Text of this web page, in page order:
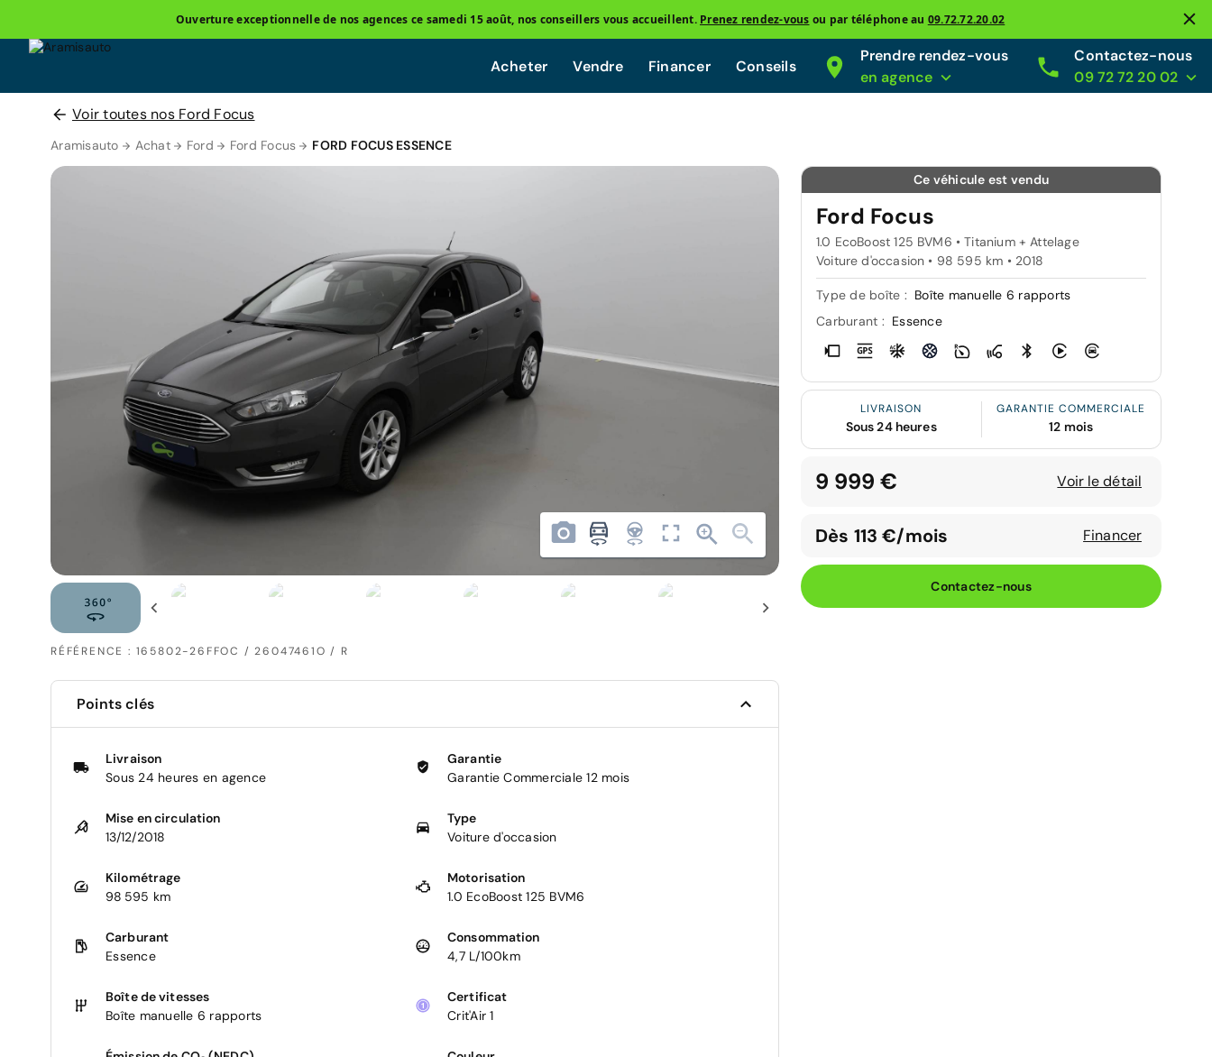
Ouverture exceptionnelle de nos agences ce samedi 15 août, nos conseillers vous accueillent. Prenez rendez-vous ou par téléphone au 09.72.72.20.02
Acheter Vendre Financer Conseils
Prendre rendez-vous
en agence
Contactez-nous
09 72 72 20 02
Voir toutes nos Ford Focus
Aramisauto Achat Ford Ford Focus FORD FOCUS ESSENCE
RÉFÉRENCE : 165802-26FFOC / 26047461O / R
Ce véhicule est vendu
Ford Focus
1.0 EcoBoost 125 BVM6 • Titanium + Attelage
Voiture d'occasion • 98 595 km • 2018
Type de boîte : Boîte manuelle 6 rapports
Carburant : Essence
LIVRAISON
Sous 24 heures
GARANTIE COMMERCIALE
12 mois
9 999 € Voir le détail
Dès 113 €/mois Financer
Contactez-nous
Points clés
Livraison
Sous 24 heures en agence
Garantie
Garantie Commerciale 12 mois
Mise en circulation
13/12/2018
Type
Voiture d'occasion
Kilométrage
98 595 km
Motorisation
1.0 EcoBoost 125 BVM6
Carburant
Essence
Consommation
4,7 L/100km
Boîte de vitesses
Boîte manuelle 6 rapports
Certificat
Crit'Air 1